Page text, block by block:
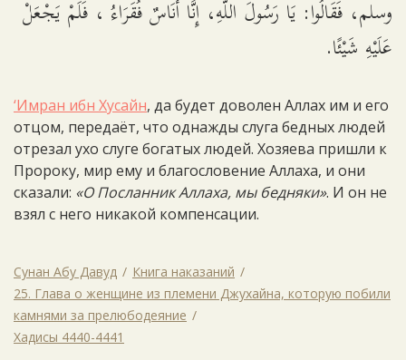
وسلم، فَقَالُوا: يَا رَسُولَ اللَّهِ، إِنَّا أُنَاسٌ فُقَرَاءُ ، فَلَمْ يَجْعَلْ
عَلَيْهِ شَيْئًا.
‘Имран ибн Хусайн, да будет доволен Аллах им и его
отцом, передаёт, что однажды слуга бедных людей
отрезал ухо слуге богатых людей. Хозяева пришли к
Пророку, мир ему и благословение Аллаха, и они
сказали: «О Посланник Аллаха, мы бедняки». И он не
взял с него никакой компенсации.
Сунан Абу Давуд
Книга наказаний
25. Глава о женщине из племени Джухайна, которую побили
камнями за прелюбодеяние
Хадисы 4440-4441